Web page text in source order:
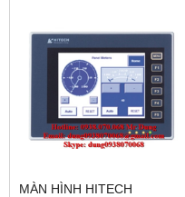
MÀN HÌNH HITECH